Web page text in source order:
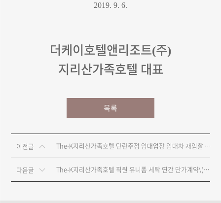
2019. 9. 6.
더케이호텔앤리조트(주)
지리산가족호텔 대표
목록
이전글 The-K지리산가족호텔 단란주점 임대업장 임대차 재입찰 공고
다음글 The-K지리산가족호텔 직원 유니폼 세탁 연간 단가계약\(2년\) 재입찰 공고